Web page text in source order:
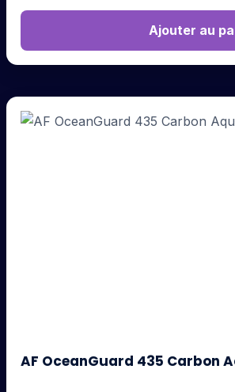
Ajouter au
AF OceanGuard 435 Carbon